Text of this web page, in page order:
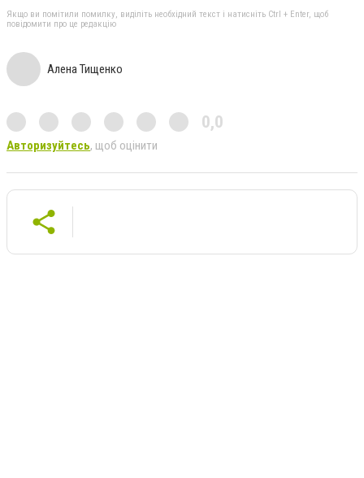
Якщо ви помітили помилку, виділіть необхідний текст і натисніть Ctrl + Enter, щоб
повідомити про це редакцію
Алена Тищенко
0,0
Авторизуйтесь, щоб оцінити